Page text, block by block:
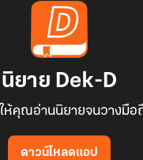
นิยาย Dek-D
ห้คุณอ่านนิยายจนวางมือ
ดาวน์โหลดแอป